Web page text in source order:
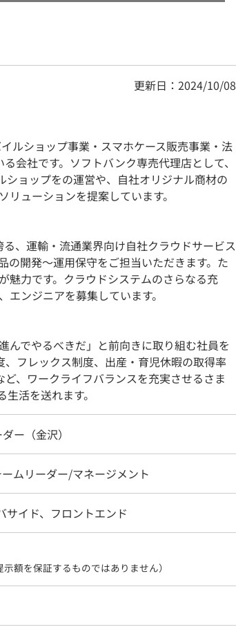
更新日：2024/10/08
ルショップ事業・スマホケース販売事業・法
会社です。ソフトバンク専売代理店として、
ョップをの運営や、自社オリジナル商材の
ューションを提案しています。
、運輸・流通業界向け自社クラウドサービス
開発～運用保守をご担当いただきます。た
魅力です。クラウドシステムのさらなる充
ンジニアを募集しています。
んでやるべきだ」と前向きに取り組む社員を
フレックス制度、出産・育児休暇の取得率
、ワークライフバランスを充実させるさま
活を送れます。
ー（金沢）
ムリーダー/マネージメント
サイド、フロントエンド
示額を保証するものではありません）